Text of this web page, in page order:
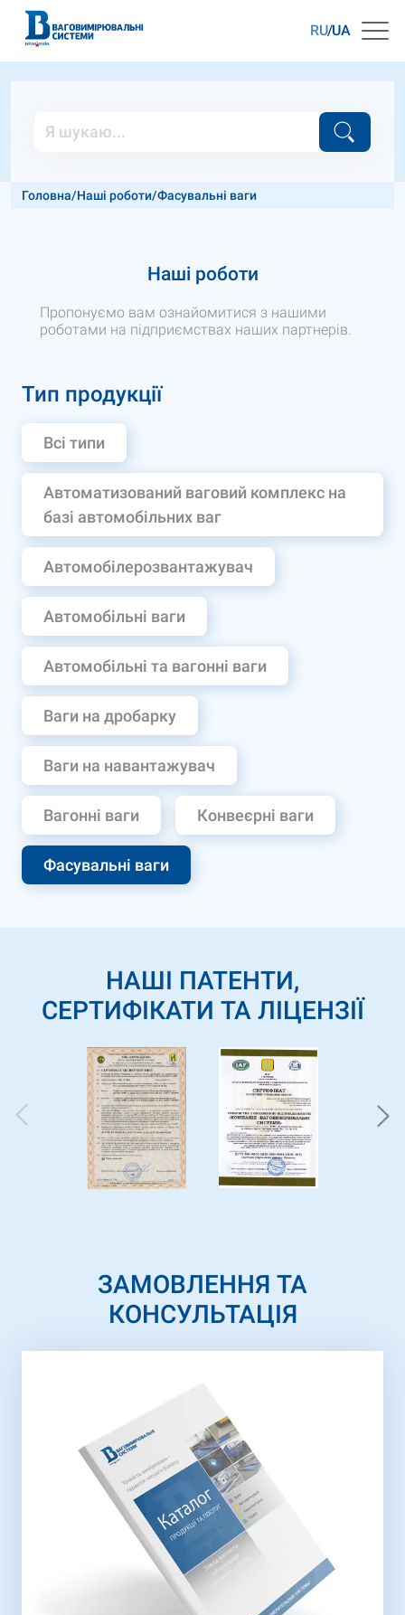
RU UA
Головна/Наші роботи/Фасувальні ваги
Наші роботи
Пропонуємо вам ознайомитися з нашими
роботами на підприємствах наших партнерів.
Тип продукції
Всі типи
Автоматизований ваговий комплекс на
базі автомобільних ваг
Автомобілерозвантажувач
Автомобільні ваги
Автомобільні та вагонні ваги
Ваги на дробарку
Ваги на навантажувач
Вагонні ваги Конвеєрні ваги
Фасувальні ваги
НАШІ ПАТЕНТИ,
СЕРТИФІКАТИ ТА ЛІЦЕНЗІЇ
ЗАМОВЛЕННЯ ТА
КОНСУЛЬТАЦІЯ